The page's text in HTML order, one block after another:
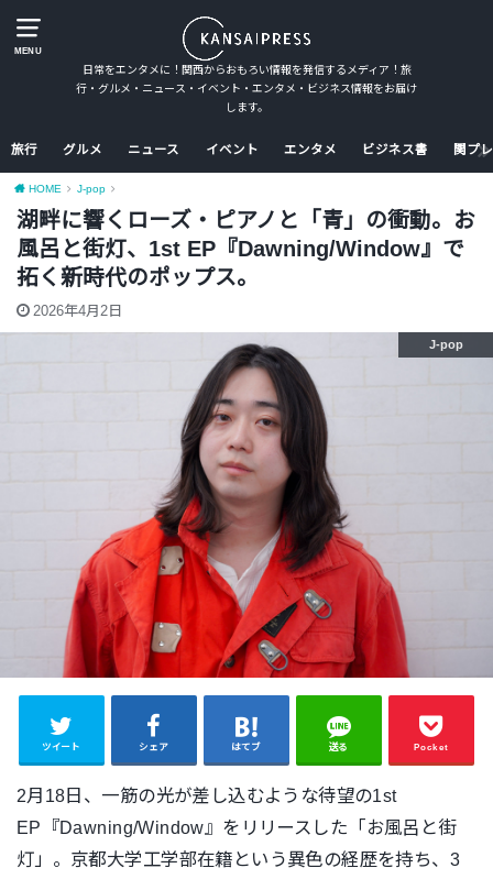
MENU
日常をエンタメに！関西からおもろい情報を発信するメディア！旅
行・グルメ・ニュース・イベント・エンタメ・ビジネス情報をお届け
します。
旅行 グルメ ニュース イベント エンタメ ビジネス書 関プ
HOME J-pop
湖畔に響くローズ・ピアノと「青」の衝動。お
風呂と街灯、1st EP『Dawning/Window』で
拓く新時代のポップス。
2026年4月2日
J-pop
ツイート シェア はてブ 送る Pocket
2月18日、一筋の光が差し込むような待望の1st
EP『Dawning/Window』をリリースした「お風呂と街
灯」。 京都大学工学部在籍という異色の経歴を持ち、3